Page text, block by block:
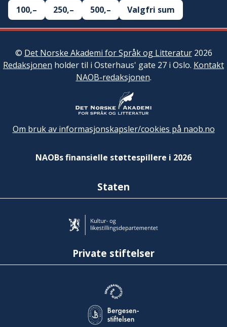
100,–
250,– 500,– Valgfri sum
© Det Norske Akademi for Språk og Litteratur2026
Redaksjonen holder til i Osterhaus' gate 27 i Oslo. Kontakt
NAOB-redaksjonen.
Om bruk av informasjonskapsler/cookies på naob.no
NAOBs finansielle støttespillere i 2026
Staten
Private stiftelser